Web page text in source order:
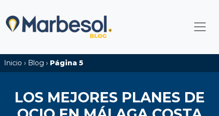
Inicio › Blog › Página 5
LOS MEJORES PLANES DE